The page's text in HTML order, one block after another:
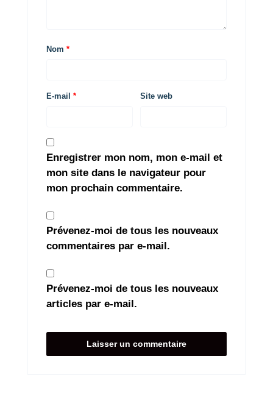
Nom *
E-mail * Site web
Enregistrer mon nom, mon e-mail et
mon site dans le navigateur pour
mon prochain commentaire.
Prévenez-moi de tous les nouveaux
commentaires par e-mail.
Prévenez-moi de tous les nouveaux
articles par e-mail.